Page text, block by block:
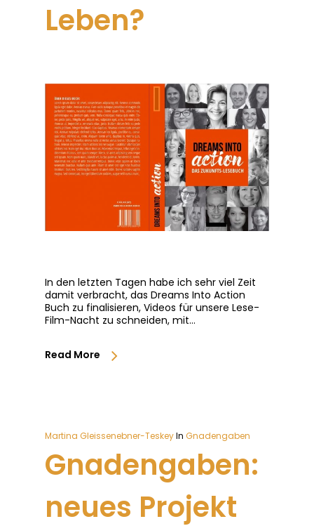
Leben?
In den letzten Tagen habe ich sehr viel Zeit
damit verbracht, das Dreams Into Action
Buch zu finalisieren, Videos für unsere Lese-
Film-Nacht zu schneiden, mit…
Read More
Martina Gleissenebner-TeskeyIn Gnadengaben
Gnadengaben:
neues Projekt